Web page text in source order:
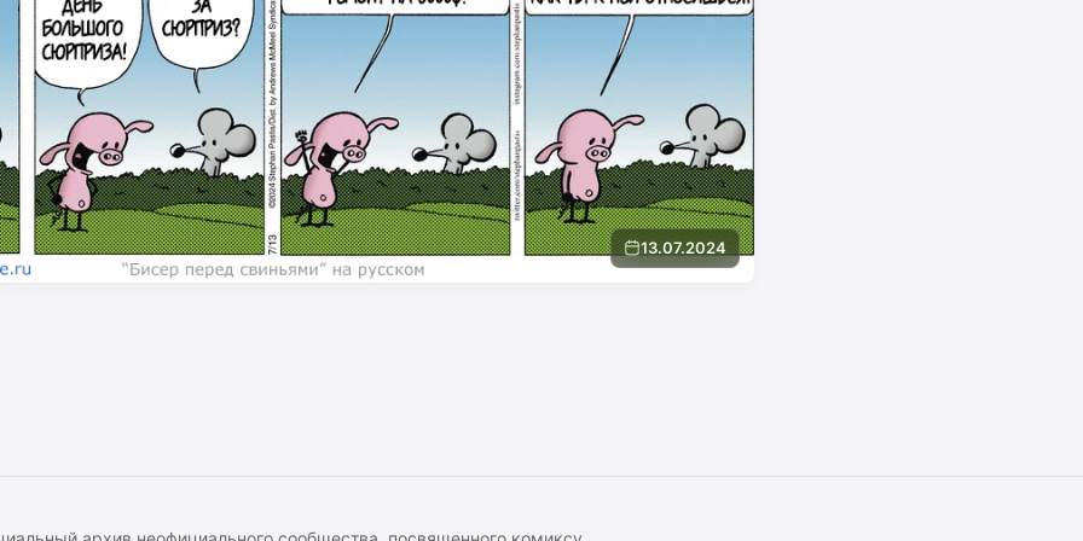
13.07.2024